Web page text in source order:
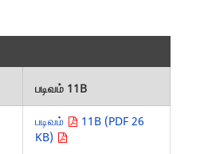
படிவம் 11B
படிவம்
11B (PDF 26
KB)